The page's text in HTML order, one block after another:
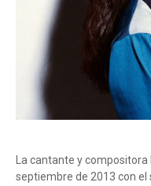
La cantante y compositora
septiembre de 2013 con el